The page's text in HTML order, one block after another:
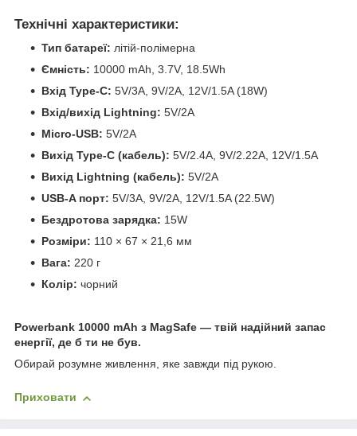
Технічні характеристики:
Тип батареї: літій-полімерна
Ємність: 10000 mAh, 3.7V, 18.5Wh
Вхід Type-C: 5V/3A, 9V/2A, 12V/1.5A (18W)
Вхід/вихід Lightning: 5V/2A
Micro-USB: 5V/2A
Вихід Type-C (кабель): 5V/2.4A, 9V/2.22A, 12V/1.5A
Вихід Lightning (кабель): 5V/2A
USB-A порт: 5V/3A, 9V/2A, 12V/1.5A (22.5W)
Бездротова зарядка: 15W
Розміри: 110 × 67 × 21,6 мм
Вага: 220 г
Колір: чорний
Powerbank 10000 mAh з MagSafe — твій надійний запас
енергії, де б ти не був.
Обирай розумне живлення, яке завжди під рукою.
Приховати